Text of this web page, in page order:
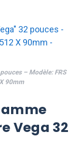
– Modèle: FRS
90mm
Vega 32